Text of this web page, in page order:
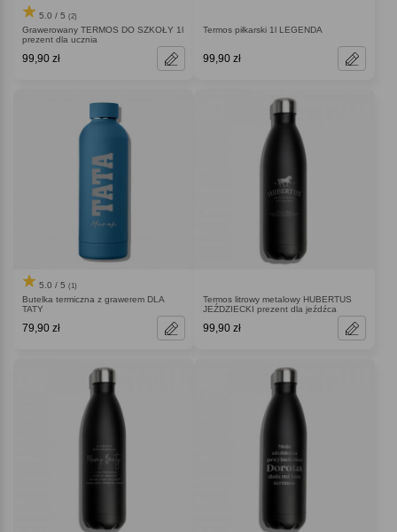
5.0 / 5 (2)
Grawerowany TERMOS DO SZKOŁY 1l
prezent dla ucznia
99,90 zł
Termos piłkarski 1l LEGENDA
99,90 zł
5.0 / 5 (1)
Butelka termiczna z grawerem DLA
TATY
79,90 zł
Termos litrowy metalowy HUBERTUS
JEŹDZIECKI prezent dla jeźdźca
99,90 zł